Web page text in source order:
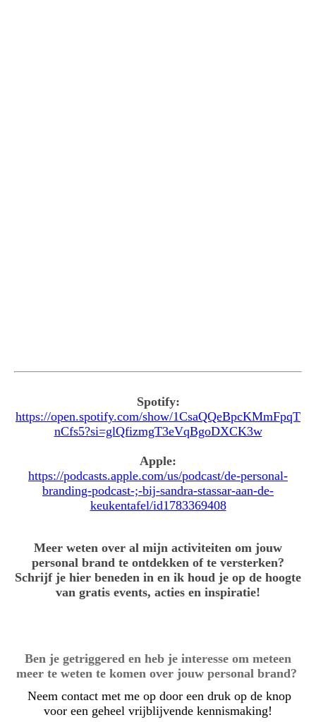
Spotify:
https://open.spotify.com/show/1CsaQQeBpcKMmFpqT
nCfs5?si=glQfizmgT3eVqBgoDXCK3w
Apple:
https://podcasts.apple.com/us/podcast/de-personal-
branding-podcast-;-bij-sandra-stassar-aan-de-
keukentafel/id1783369408
Meer weten over al mijn activiteiten om jouw
personal brand te ontdekken of te versterken?
Schrijf je hier beneden in en ik houd je op de hoogte
van gratis events, acties en inspiratie!
Ben je getriggered en heb je interesse om meteen
meer te weten te komen over jouw personal brand?
Neem contact met me op door een druk op de knop
voor een geheel vrijblijvende kennismaking!